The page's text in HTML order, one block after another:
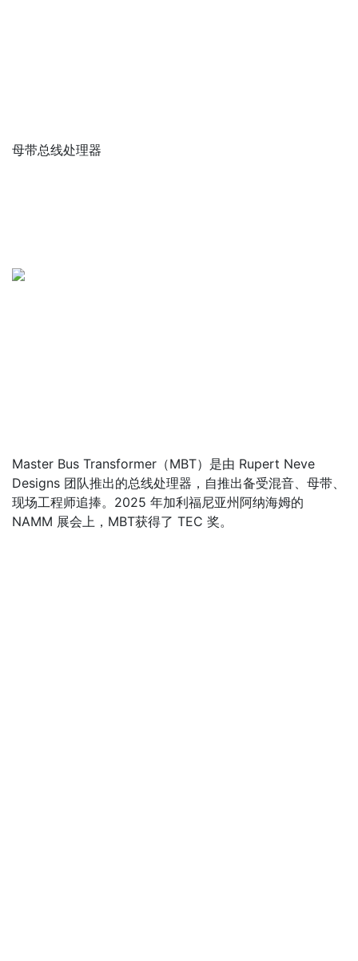
母带总线处理器
Master Bus Transformer（MBT）是由 Rupert Neve
Designs 团队推出的总线处理器，自推出备受混音、母带、
现场工程师追捧。2025 年加利福尼亚州阿纳海姆的
NAMM 展会上，MBT获得了 TEC 奖。